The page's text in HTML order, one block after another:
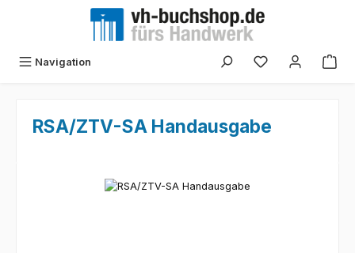
Zum Hauptinhalt springen
Navigation
RSA/ZTV-SA Handausgabe
Bildergalerie überspringen